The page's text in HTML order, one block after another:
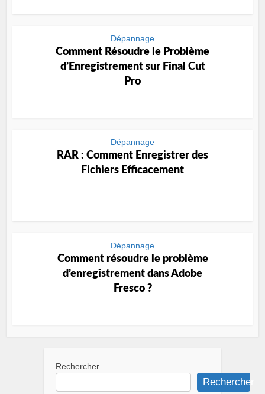
Dépannage
Comment Résoudre le Problème
d’Enregistrement sur Final Cut
Pro
Dépannage
RAR : Comment Enregistrer des
Fichiers Efficacement
Dépannage
Comment résoudre le problème
d’enregistrement dans Adobe
Fresco ?
Rechercher
Rechercher